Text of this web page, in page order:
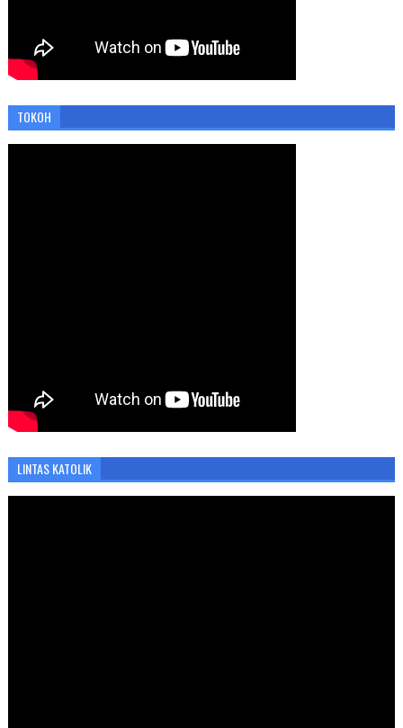
TOKOH
LINTAS KATOLIK